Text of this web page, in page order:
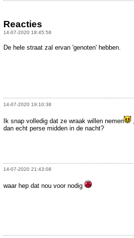
Reacties
14-07-2020 18:45:58
De hele straat zal ervan 'genoten' hebben.
14-07-2020 19:10:38
Ik snap volledig dat ze wraak willen nemen
dan echt perse midden in de nacht?
14-07-2020 21:43:08
waar hep dat nou voor nodig